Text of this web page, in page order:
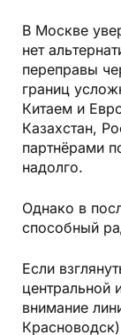
В Москве
нет
переправы
границ
Китаем и
Казахстан,
партнёрами
надолго.
Однако в
способный
Если
центральной
внимание